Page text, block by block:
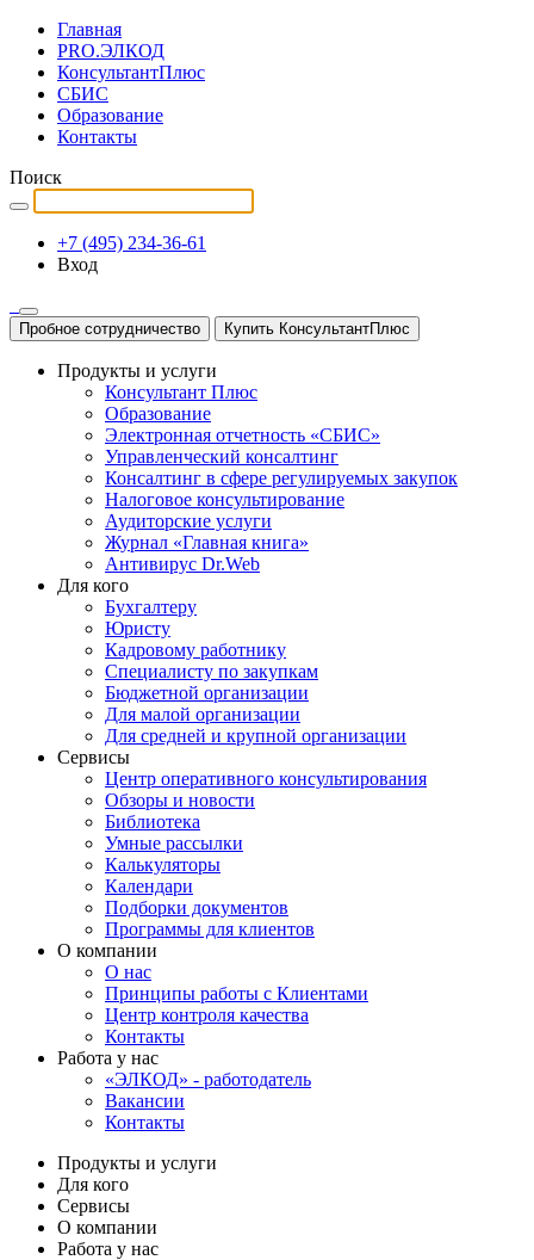
Главная
PRO.ЭЛКОД
КонсультантПлюс
СБИС
Образование
Контакты
Поиск
+7 (495) 234-36-61
Вход
Пробное сотрудничество Купить КонсультантПлюс
Продукты и услуги
Консультант Плюс
Образование
Электронная отчетность «СБИС»
Управленческий консалтинг
Консалтинг в сфере регулируемых закупок
Налоговое консультирование
Аудиторские услуги
Журнал «Главная книга»
Антивирус Dr.Web
Для кого
Бухгалтеру
Юристу
Кадровому работнику
Специалисту по закупкам
Бюджетной организации
Для малой организации
Для средней и крупной организации
Сервисы
Центр оперативного консультирования
Обзоры и новости
Библиотека
Умные рассылки
Калькуляторы
Календари
Подборки документов
Программы для клиентов
О компании
О нас
Принципы работы с Клиентами
Центр контроля качества
Контакты
Работа у нас
«ЭЛКОД» - работодатель
Вакансии
Контакты
Продукты и услуги
Для кого
Сервисы
О компании
Работа у нас